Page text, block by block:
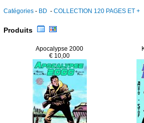
Catégories- BD - COLLECTION 120 PAGES ET +
Produits
Apocalypse 2000
€ 10,00